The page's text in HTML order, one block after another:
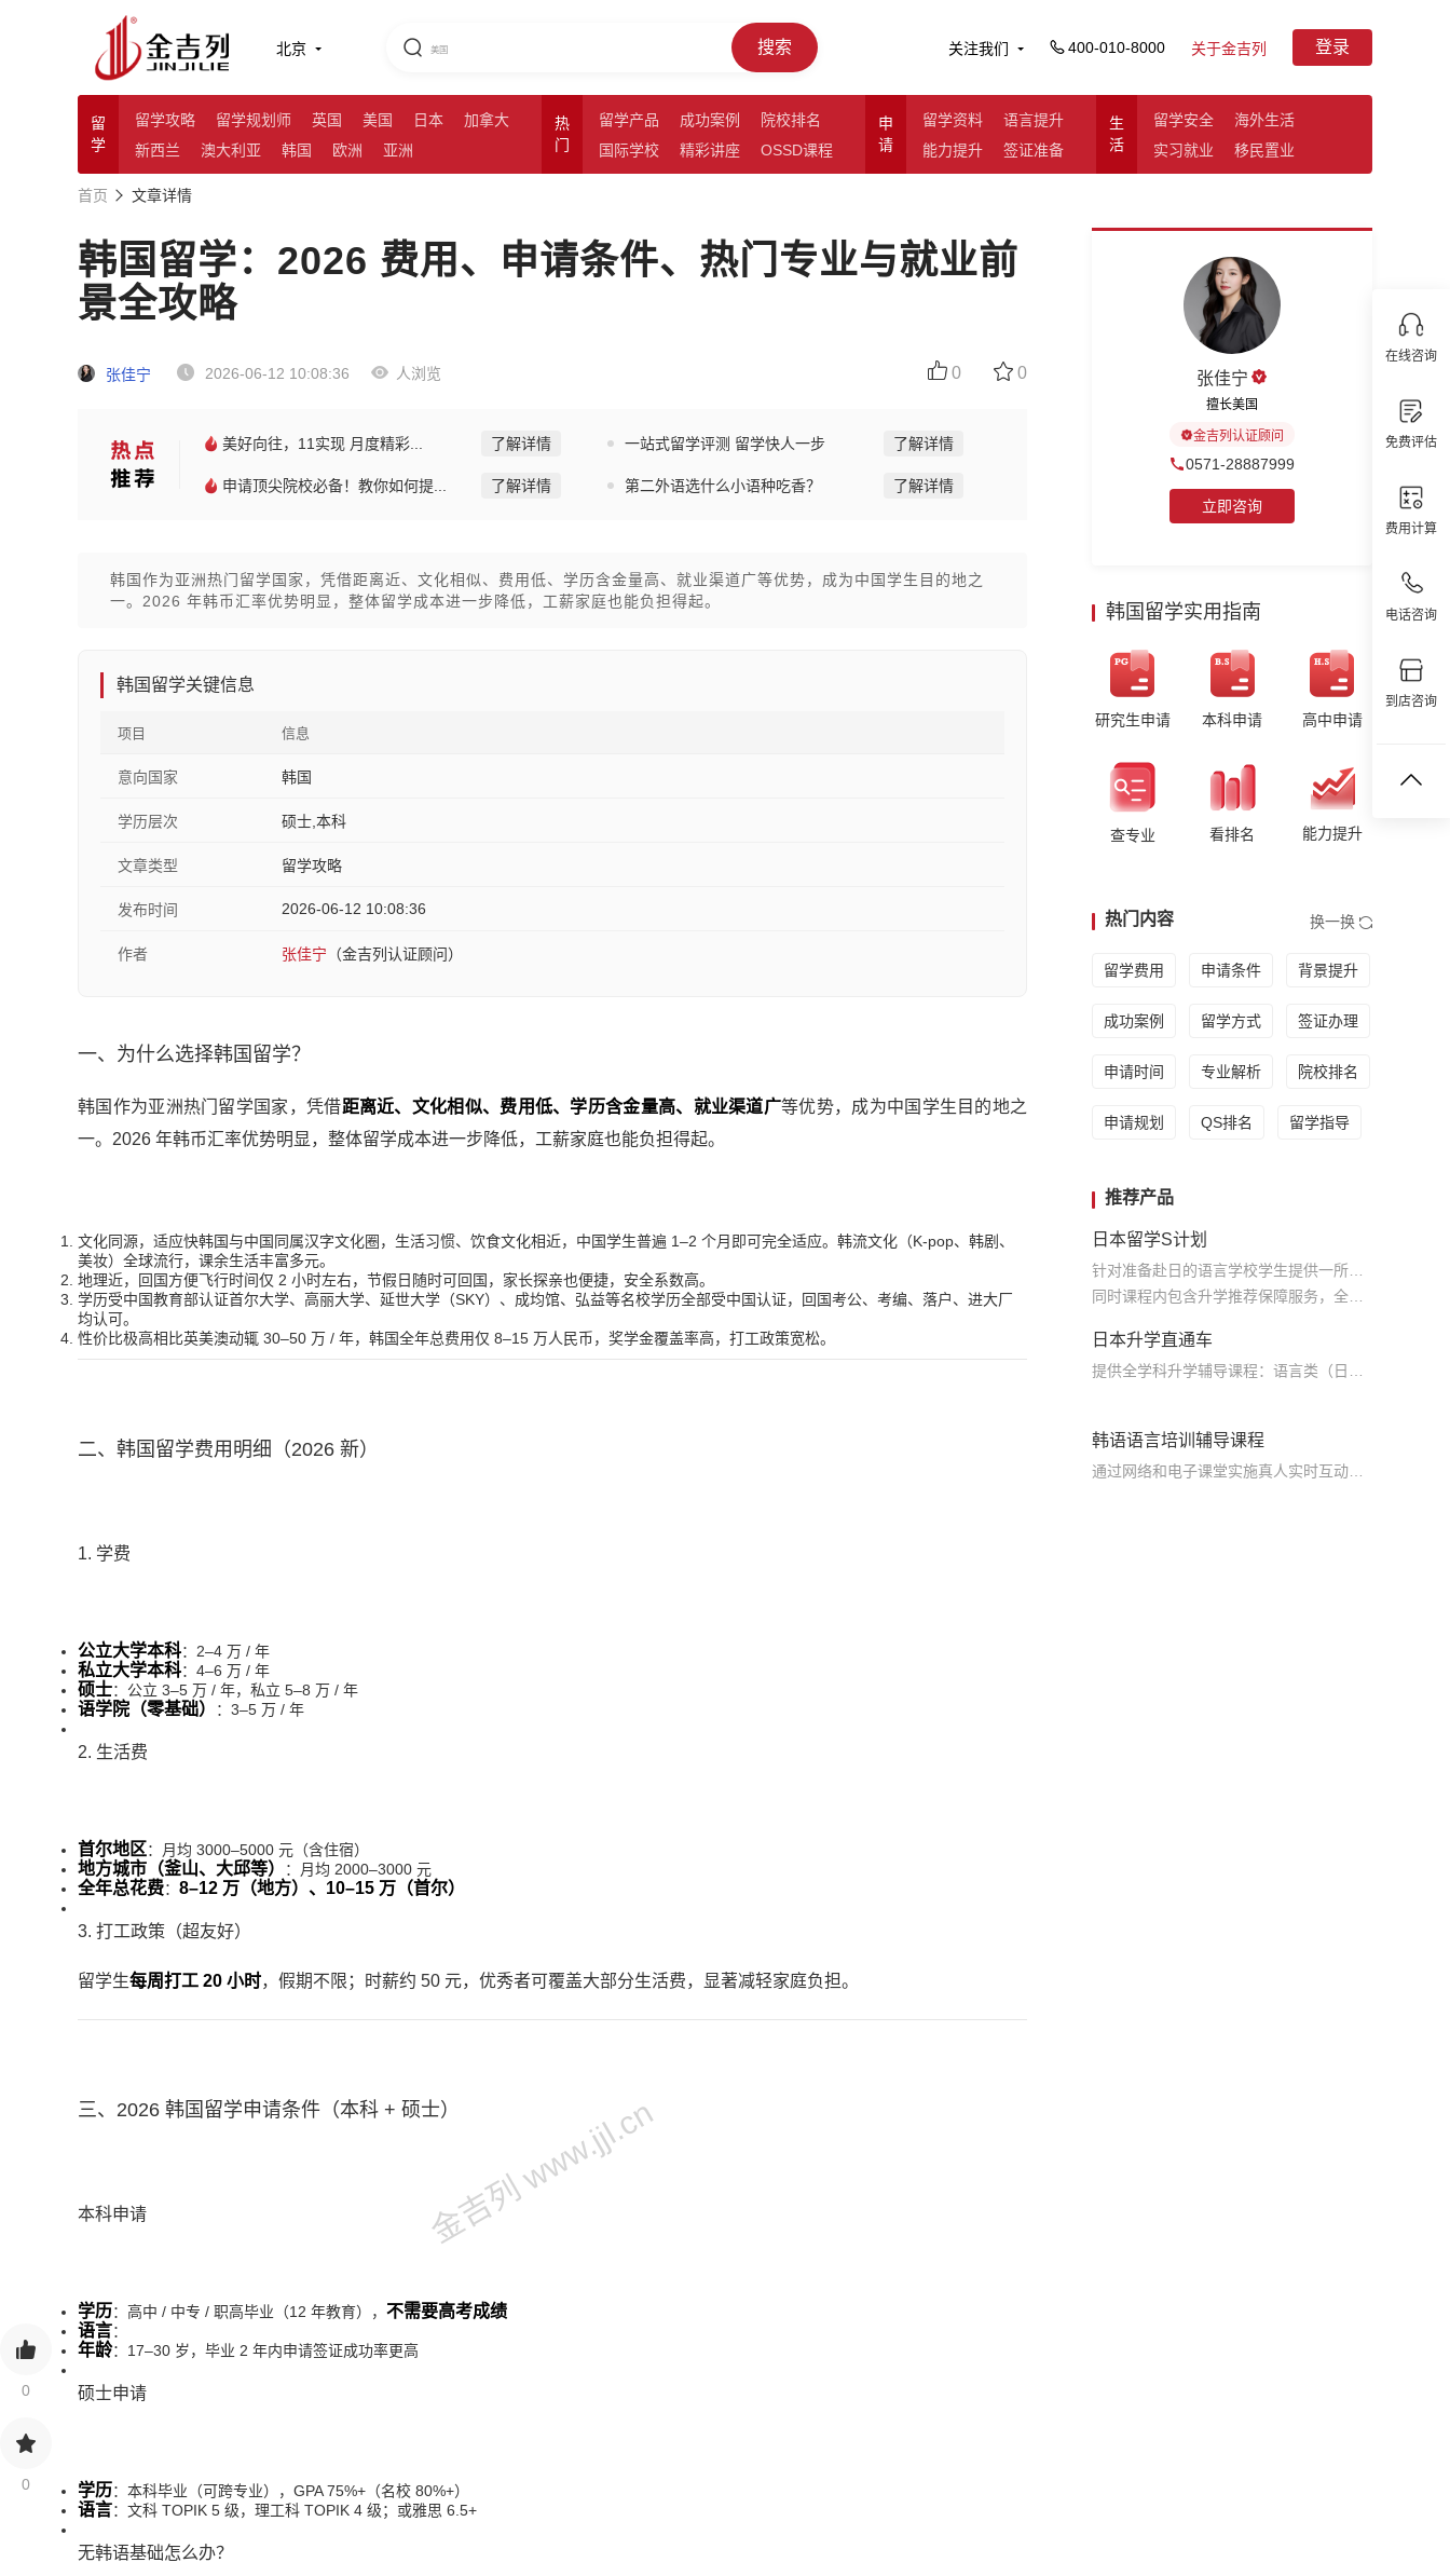
北京 搜索 关注我们 400-010-8000 关于金吉列 登录
留
学
留学攻略 留学规划师 英国 美国 日本
加拿大
新西兰
澳大利亚 韩国 欧洲 亚洲
热
门
留学产品 成功案例
院校排名
国际学校
精彩讲座 OSSD课程
申
请
留学资料
语言提升
能力提升
签证准备
生
活
留学安全
海外生活
实习就业
移民置业
在线咨询
免费评估
费用计算
电话咨询
到店咨询
0
0
首页 文章详情
韩国留学：2026 费用、申请条件、热门专业与就业前
景全攻略
张佳宁 2026-06-12 10:08:36 人浏览 0 0
美好向往，11实现 月度精彩... 了解详情 一站式留学评测 留学快人一步 了解详情
申请顶尖院校必备！教你如何提... 了解详情 第二外语选什么小语种吃香？ 了解详情
韩国作为亚洲热门留学国家，凭借距离近、文化相似、费用低、学历含金量高、就业渠道广等优势，成为中国学生目的地之
一。2026 年韩币汇率优势明显，整体留学成本进一步降低，工薪家庭也能负担得起。
韩国留学关键信息
项目 信息
意向国家 韩国
学历层次 硕士,本科
文章类型 留学攻略
发布时间 2026-06-12 10:08:36
作者 张佳宁 （金吉列认证顾问）
一、为什么选择韩国留学？
韩国作为亚洲热门留学国家，凭借距离近、文化相似、费用低、学历含金量高、就业渠道广等优势，成为中国学生目的地之
一。2026 年韩币汇率优势明显，整体留学成本进一步降低，工薪家庭也能负担得起。
文化同源，适应快韩国与中国同属汉字文化圈，生活习惯、饮食文化相近，中国学生普遍 1–2 个月即可完全适应。韩流文化（K-pop、韩剧、
美妆）全球流行，课余生活丰富多元。
地理近，回国方便飞行时间仅 2 小时左右，节假日随时可回国，家长探亲也便捷，安全系数高。
学历受中国教育部认证首尔大学、高丽大学、延世大学（SKY）、成均馆、弘益等名校学历全部受中国认证，回国考公、考编、落户、进大厂
均认可。
性价比极高相比英美澳动辄 30–50 万 / 年，韩国全年总费用仅 8–15 万人民币，奖学金覆盖率高，打工政策宽松。
二、韩国留学费用明细（2026 新）
1. 学费
公立大学本科：2–4 万 / 年
私立大学本科：4–6 万 / 年
硕士：公立 3–5 万 / 年，私立 5–8 万 / 年
语学院（零基础） ：3–5 万 / 年
2. 生活费
首尔地区：月均 3000–5000 元（含住宿）
地方城市（釜山、大邱等） ：月均 2000–3000 元
全年总花费： 8–12 万（地方）、10–15 万（首尔）
3. 打工政策（超友好）
留学生每周打工 20 小时，假期不限；时薪约 50 元，优秀者可覆盖大部分生活费，显著减轻家庭负担。
三、2026 韩国留学申请条件（本科 + 硕士）
本科申请
学历：高中 / 中专 / 职高毕业（12 年教育）， 不需要高考成绩
语言：
年龄：17–30 岁，毕业 2 年内申请签证成功率更高
硕士申请
学历：本科毕业（可跨专业），GPA 75%+（名校 80%+）
语言：文科 TOPIK 5 级，理工科 TOPIK 4 级；或雅思 6.5+
无韩语基础怎么办？
金吉列 www.jjl.cn
张佳宁
擅长美国
金吉列认证顾问
0571-28887999
立即咨询
韩国留学实用指南
研究生申请 本科申请 高中申请
查专业 看排名 能力提升
热门内容 换一换
留学费用 申请条件 背景提升
成功案例 留学方式 签证办理
申请时间 专业解析 院校排名
申请规划 QS排名 留学指导
推荐产品
日本留学S计划
日本升学直通车
韩语语言培训辅导课程